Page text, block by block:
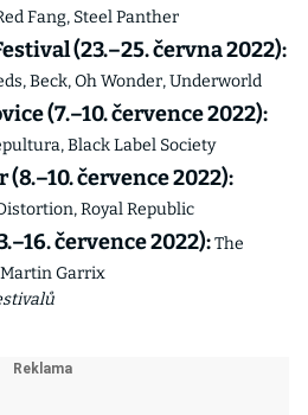
Fang, Steel Panther
(23.–25. června 2022):
Beck, Oh Wonder, Underworld
(7.–10. července 2022):
Black Label Society
července 2022):
Royal Republic
července 2022):The
Garrix